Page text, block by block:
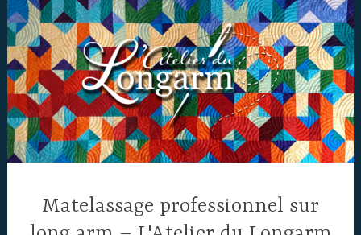
Accéder
au
contenu
principal
Matelassage professionnel sur